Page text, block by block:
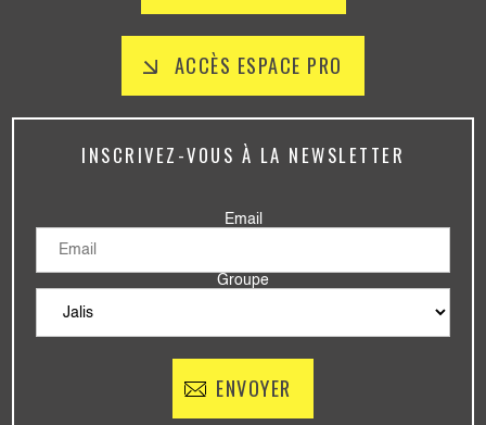
ACCÈS ESPACE PRO
INSCRIVEZ-VOUS À LA NEWSLETTER
Email
Groupe